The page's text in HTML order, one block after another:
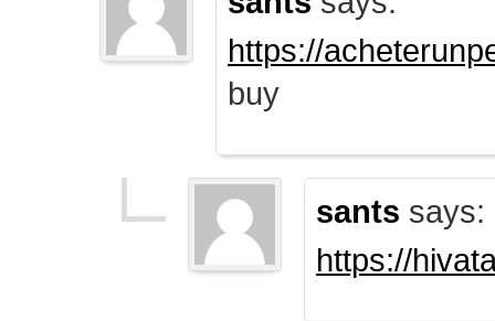
https://
buy
sants says:
https://